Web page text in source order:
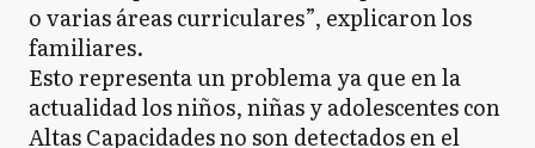
o varias áreas curriculares”, explicaron los
familiares.
Esto representa un problema ya que en la
actualidad los niños, niñas y adolescentes con
Altas Capacidades no son detectados en el